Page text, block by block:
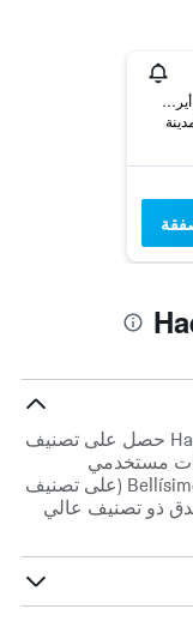
Haedo, محافظة بوينس أيرس, الأرجنتين
يعتبر لا مارتينا 2 فندق شهير للغاية في Haedo حصل على تصنيف
مستخدمي
HotelsCombined حصل Bellísimo Departamento (على تصنيف
فندق ذو تصنيف عالي